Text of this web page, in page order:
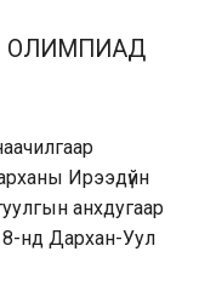
ОЛИМПИАД
Ирээдүйн
анхдугаар
нд Дархан-Уул